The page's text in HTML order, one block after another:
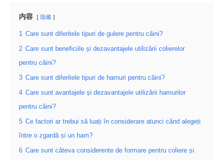
内容 隐藏
1 Care sunt diferitele tipuri de gulere pentru câini?
2 Care sunt beneficiile și dezavantajele utilizării colierelor
pentru câini?
3 Care sunt diferitele tipuri de hamuri pentru câini?
4 Care sunt avantajele și dezavantajele utilizării hamurilor
pentru câini?
5 Ce factori ar trebui să luați în considerare atunci când alegeți
între o zgardă și un ham?
6 Care sunt câteva considerente de formare pentru coliere și